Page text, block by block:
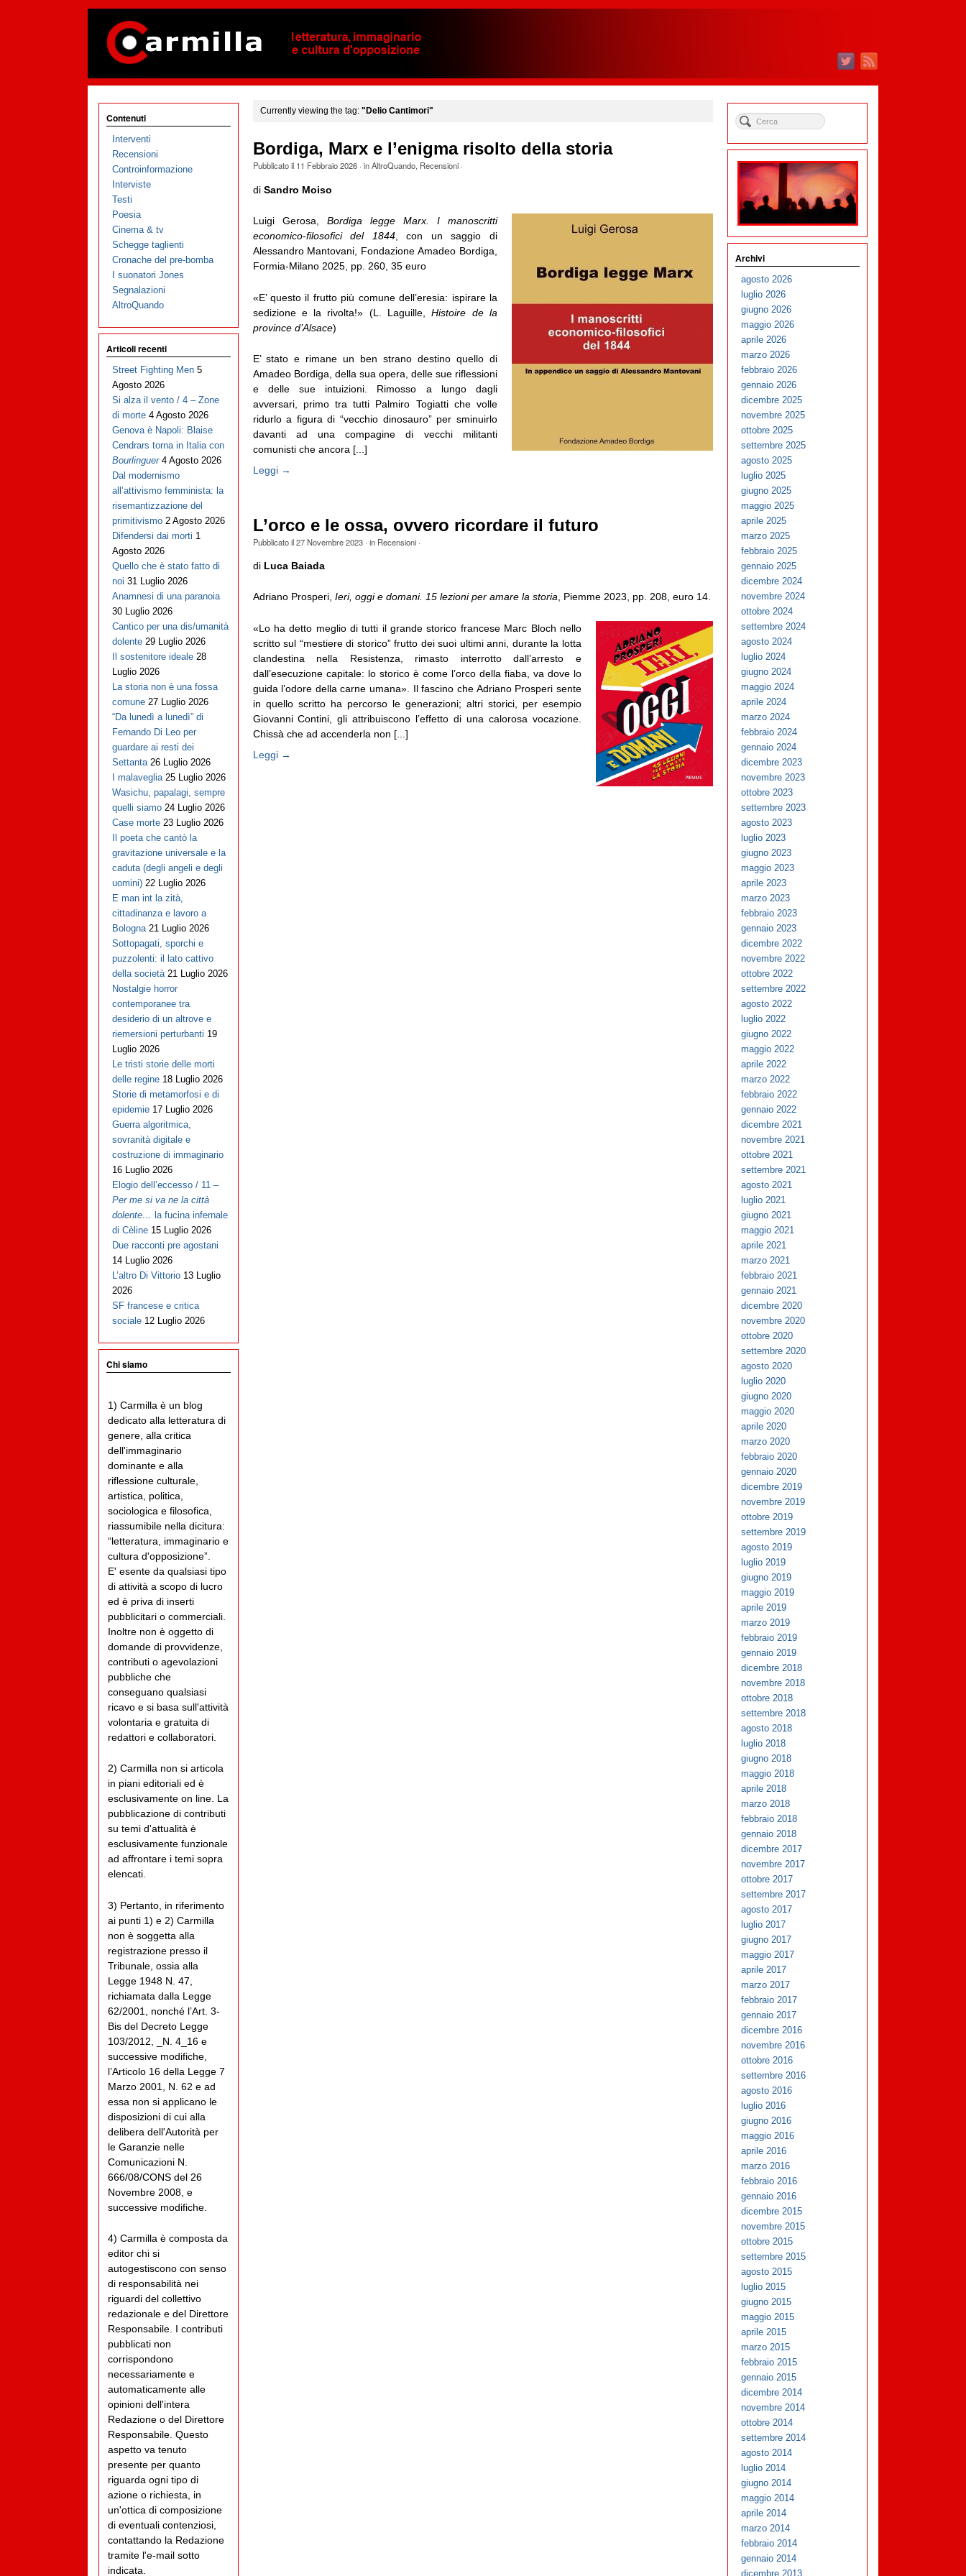
Currently viewing the tag: "Delio Cantimori"
Bordiga, Marx e l’enigma risolto della storia
Pubblicato il 11 Febbraio 2026· inAltroQuando, Recensioni·
di Sandro Moiso
Luigi Gerosa,
Bordiga legge Marx. I manoscritti
economico-filosofici del 1844, con un saggio di
Alessandro Mantovani, Fondazione Amadeo Bordiga,
Formia-Milano 2025, pp. 260, 35 euro
«E’ questo il frutto più comune dell’eresia: ispirare la
sedizione e la rivolta!» (L. Laguille,Histoire de la
province d’Alsace)
E’ stato e rimane un ben strano destino quello di
Amadeo Bordiga, della sua opera, delle sue riflessioni
e delle sue intuizioni. Rimosso a lungo dagli
avversari, primo tra tutti Palmiro Togiatti che volle
ridurlo a figura di “vecchio dinosauro” per sminuirlo
davanti ad una compagine di vecchi militanti
comunisti che ancora [...]
Leggi →
L’orco e le ossa, ovvero ricordare il futuro
Pubblicato il27 Novembre 2023· in Recensioni·
di Luca Baiada
Adriano Prosperi, Ieri, oggi e domani. 15 lezioni per amare la storia, Piemme 2023, pp. 208, euro 14.
«Lo ha detto meglio di tutti il grande storico francese Marc Bloch nello
scritto sul “mestiere di storico” frutto dei suoi ultimi anni, durante la lotta
clandestina nella Resistenza, rimasto interrotto dall’arresto e
dall’esecuzione capitale: lo storico è come l’orco della fiaba, va dove lo
guida l’odore della carne umana». Il fascino che Adriano Prosperi sente
in quello scritto ha percorso le generazioni; altri storici, per esempio
Giovanni Contini, gli attribuiscono l’effetto di una calorosa vocazione.
Chissà che ad accenderla non [...]
Leggi →
Contenuti
Interventi
Recensioni
Controinformazione
Interviste
Testi
Poesia
Cinema & tv
Schegge taglienti
Cronache del pre-bomba
I suonatori Jones
Segnalazioni
AltroQuando
Articoli recenti
Street Fighting Men 5
Agosto 2026
Si alza il vento / 4 – Zone
di morte 4 Agosto 2026
Genova è Napoli: Blaise
Cendrars torna in Italia con
Bourlinguer 4 Agosto 2026
Dal modernismo
all’attivismo femminista: la
risemantizzazione del
primitivismo 2 Agosto 2026
Difendersi dai morti 1
Agosto 2026
Quello che è stato fatto di
noi 31 Luglio 2026
Anamnesi di una paranoia
30 Luglio 2026
Cantico per una dis/umanità
dolente 29 Luglio 2026
Il sostenitore ideale 28
Luglio 2026
La storia non è una fossa
comune 27 Luglio 2026
“Da lunedì a lunedì” di
Fernando Di Leo per
guardare ai resti dei
Settanta 26 Luglio 2026
I malaveglia 25 Luglio 2026
Wasichu, papalagi, sempre
quelli siamo 24 Luglio 2026
Case morte 23 Luglio 2026
Il poeta che cantò la
gravitazione universale e la
caduta (degli angeli e degli
uomini) 22 Luglio 2026
E man int la zità,
cittadinanza e lavoro a
Bologna 21 Luglio 2026
Sottopagati, sporchi e
puzzolenti: il lato cattivo
della società 21 Luglio 2026
Nostalgie horror
contemporanee tra
desiderio di un altrove e
riemersioni perturbanti 19
Luglio 2026
Le tristi storie delle morti
delle regine 18 Luglio 2026
Storie di metamorfosi e di
epidemie 17 Luglio 2026
Guerra algoritmica,
sovranità digitale e
costruzione di immaginario
16 Luglio 2026
Elogio dell’eccesso / 11 –
Per me si va ne la città
dolente… la fucina infernale
di Cèline 15 Luglio 2026
Due racconti pre agostani
14 Luglio 2026
L’altro Di Vittorio 13 Luglio
2026
SF francese e critica
sociale 12 Luglio 2026
Chi siamo
1) Carmilla è un blog
dedicato alla letteratura di
genere, alla critica
dell'immaginario
dominante e alla
riflessione culturale,
artistica, politica,
sociologica e filosofica,
riassumibile nella dicitura:
“letteratura, immaginario e
cultura d'opposizione”.
E' esente da qualsiasi tipo
di attività a scopo di lucro
ed è priva di inserti
pubblicitari o commerciali.
Inoltre non è oggetto di
domande di provvidenze,
contributi o agevolazioni
pubbliche che
conseguano qualsiasi
ricavo e si basa sull'attività
volontaria e gratuita di
redattori e collaboratori.
2) Carmilla non si articola
in piani editoriali ed è
esclusivamente on line. La
pubblicazione di contributi
su temi d'attualità è
esclusivamente funzionale
ad affrontare i temi sopra
elencati.
3) Pertanto, in riferimento
ai punti 1) e 2) Carmilla
non è soggetta alla
registrazione presso il
Tribunale, ossia alla
Legge 1948 N. 47,
richiamata dalla Legge
62/2001, nonché l’Art. 3-
Bis del Decreto Legge
103/2012, _N. 4_16 e
successive modifiche,
l’Articolo 16 della Legge 7
Marzo 2001, N. 62 e ad
essa non si applicano le
disposizioni di cui alla
delibera dell'Autorità per
le Garanzie nelle
Comunicazioni N.
666/08/CONS del 26
Novembre 2008, e
successive modifiche.
4) Carmilla è composta da
editor chi si
autogestiscono con senso
di responsabilità nei
riguardi del collettivo
redazionale e del Direttore
Responsabile. I contributi
pubblicati non
corrispondono
necessariamente e
automaticamente alle
opinioni dell'intera
Redazione o del Direttore
Responsabile. Questo
aspetto va tenuto
presente per quanto
riguarda ogni tipo di
azione o richiesta, in
un'ottica di composizione
di eventuali contenziosi,
contattando la Redazione
tramite l'e-mail sotto
indicata.
Archivi
agosto 2026
luglio 2026
giugno 2026
maggio 2026
aprile 2026
marzo 2026
febbraio 2026
gennaio 2026
dicembre 2025
novembre 2025
ottobre 2025
settembre 2025
agosto 2025
luglio 2025
giugno 2025
maggio 2025
aprile 2025
marzo 2025
febbraio 2025
gennaio 2025
dicembre 2024
novembre 2024
ottobre 2024
settembre 2024
agosto 2024
luglio 2024
giugno 2024
maggio 2024
aprile 2024
marzo 2024
febbraio 2024
gennaio 2024
dicembre 2023
novembre 2023
ottobre 2023
settembre 2023
agosto 2023
luglio 2023
giugno 2023
maggio 2023
aprile 2023
marzo 2023
febbraio 2023
gennaio 2023
dicembre 2022
novembre 2022
ottobre 2022
settembre 2022
agosto 2022
luglio 2022
giugno 2022
maggio 2022
aprile 2022
marzo 2022
febbraio 2022
gennaio 2022
dicembre 2021
novembre 2021
ottobre 2021
settembre 2021
agosto 2021
luglio 2021
giugno 2021
maggio 2021
aprile 2021
marzo 2021
febbraio 2021
gennaio 2021
dicembre 2020
novembre 2020
ottobre 2020
settembre 2020
agosto 2020
luglio 2020
giugno 2020
maggio 2020
aprile 2020
marzo 2020
febbraio 2020
gennaio 2020
dicembre 2019
novembre 2019
ottobre 2019
settembre 2019
agosto 2019
luglio 2019
giugno 2019
maggio 2019
aprile 2019
marzo 2019
febbraio 2019
gennaio 2019
dicembre 2018
novembre 2018
ottobre 2018
settembre 2018
agosto 2018
luglio 2018
giugno 2018
maggio 2018
aprile 2018
marzo 2018
febbraio 2018
gennaio 2018
dicembre 2017
novembre 2017
ottobre 2017
settembre 2017
agosto 2017
luglio 2017
giugno 2017
maggio 2017
aprile 2017
marzo 2017
febbraio 2017
gennaio 2017
dicembre 2016
novembre 2016
ottobre 2016
settembre 2016
agosto 2016
luglio 2016
giugno 2016
maggio 2016
aprile 2016
marzo 2016
febbraio 2016
gennaio 2016
dicembre 2015
novembre 2015
ottobre 2015
settembre 2015
agosto 2015
luglio 2015
giugno 2015
maggio 2015
aprile 2015
marzo 2015
febbraio 2015
gennaio 2015
dicembre 2014
novembre 2014
ottobre 2014
settembre 2014
agosto 2014
luglio 2014
giugno 2014
maggio 2014
aprile 2014
marzo 2014
febbraio 2014
gennaio 2014
dicembre 2013